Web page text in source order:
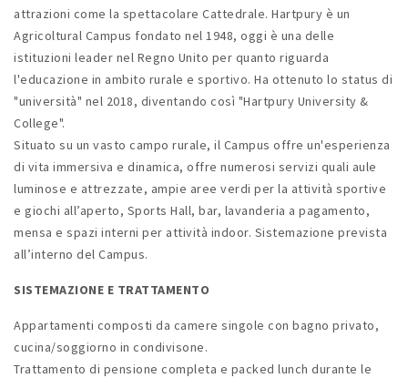
attrazioni come la spettacolare Cattedrale. Hartpury è un
Agricoltural Campus fondato nel 1948, oggi è una delle
istituzioni leader nel Regno Unito per quanto riguarda
l'educazione in ambito rurale e sportivo. Ha ottenuto lo status di
"università" nel 2018, diventando così "Hartpury University &
College".
Situato su un vasto campo rurale, il Campus offre un'esperienza
di vita immersiva e dinamica, offre numerosi servizi quali aule
luminose e attrezzate, ampie aree verdi per la attività sportive
e giochi all’aperto, Sports Hall, bar, lavanderia a pagamento,
mensa e spazi interni per attività indoor. Sistemazione prevista
all’interno del Campus.
SISTEMAZIONE E TRATTAMENTO
Appartamenti composti da camere singole con bagno privato,
cucina/soggiorno in condivisone.
Trattamento di pensione completa e packed lunch durante le